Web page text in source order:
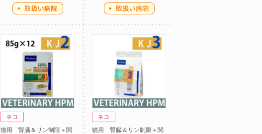
猫用 腎臓＆リン制限＋関
猫用 腎臓＆リン制限＋関